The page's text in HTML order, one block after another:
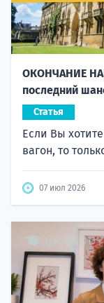
ОКОНЧАНИЕ
последний
Статья
Если Вы
вагон, то
07 июл 2026